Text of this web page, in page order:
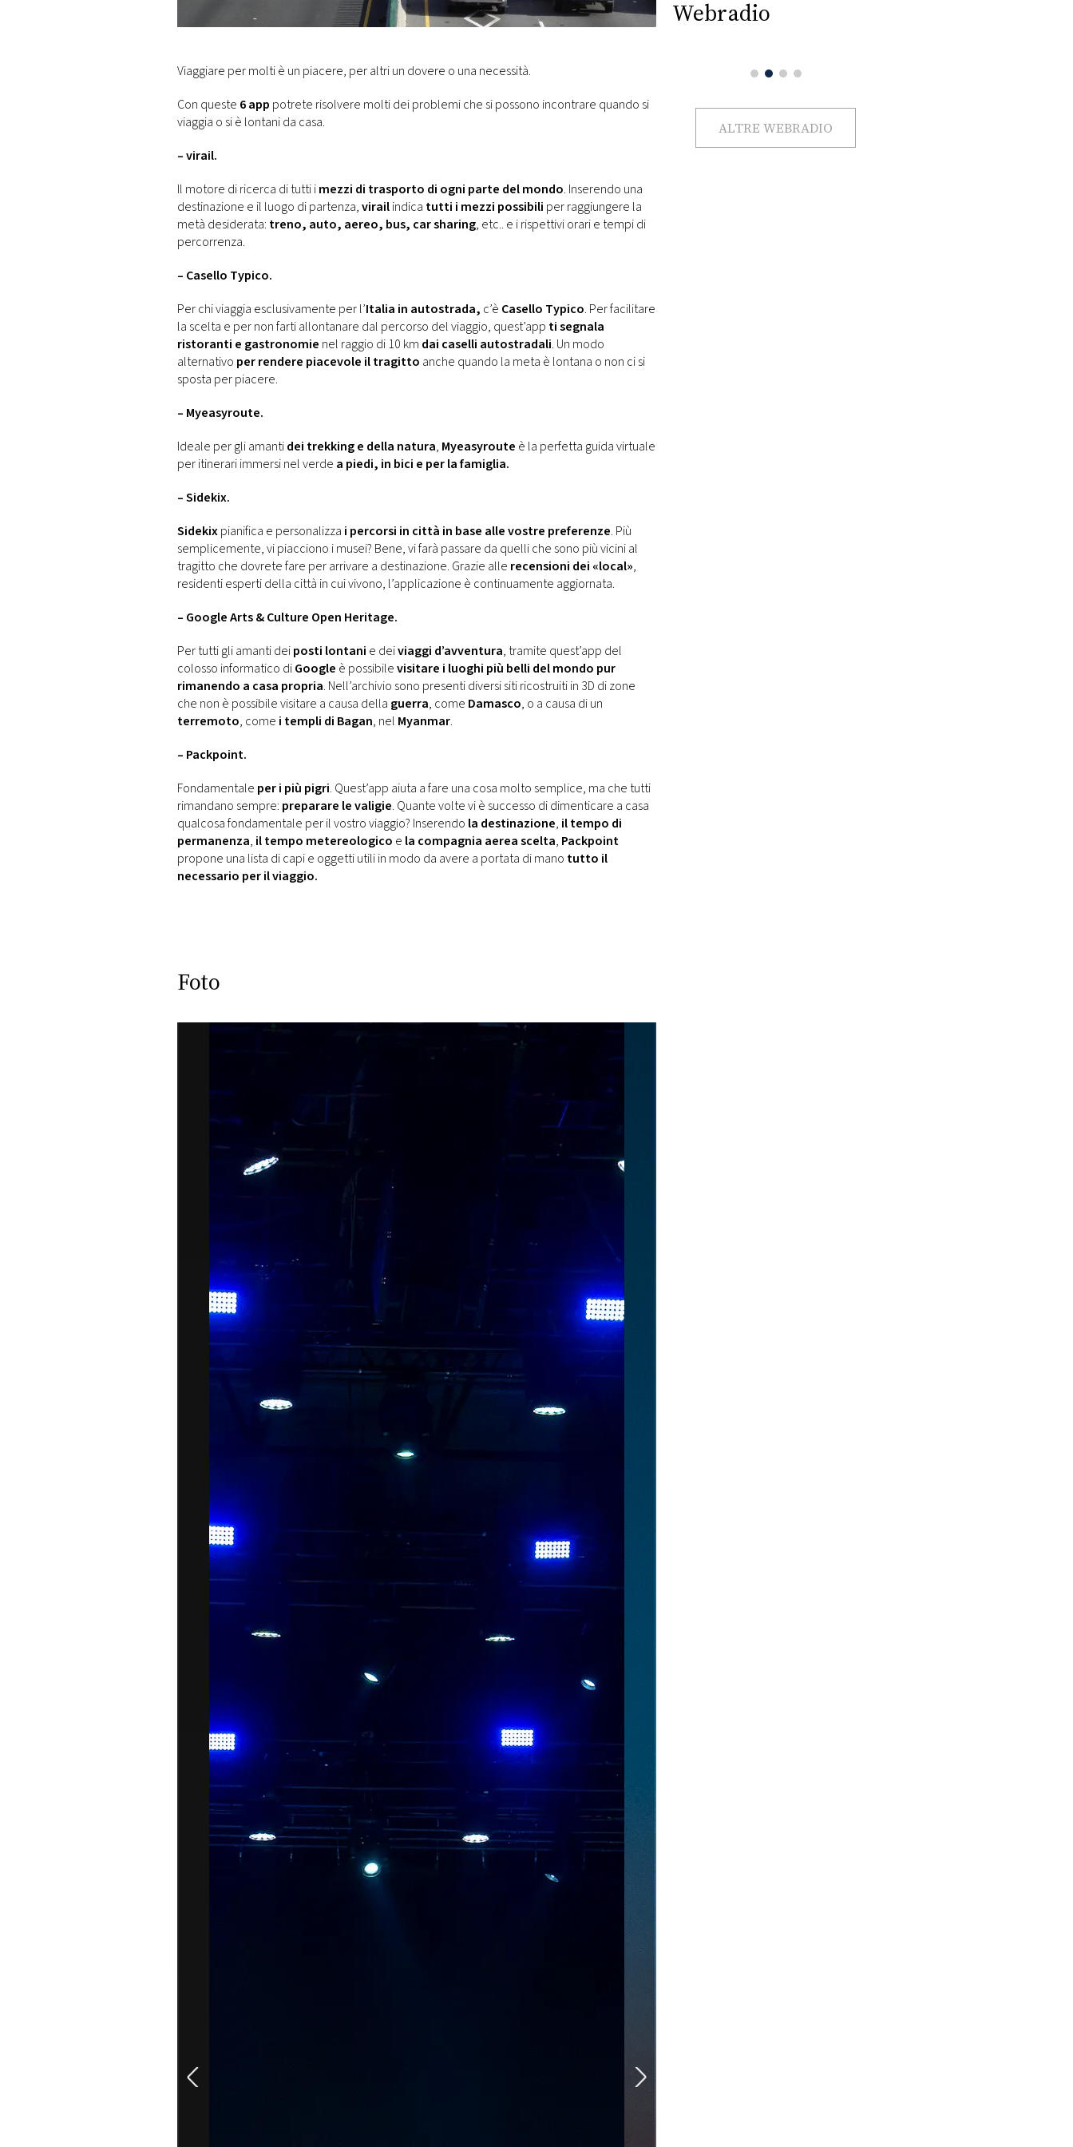
MONACO
RMC
Viaggiare per molti è un piacere, per altri un dovere o una necessità.
Con queste 6 app potrete risolvere molti dei problemi che si possono incontrare quando si
viaggia o si è lontani da casa.
– virail.
Il motore di ricerca di tutti imezzi di trasporto di ogni parte del mondo. Inserendo una
destinazione e il luogo di partenza,virailindica tutti i mezzi possibili per raggiungere la
metà desiderata: treno, auto, aereo, bus, car sharing, etc.. e i rispettivi orari e tempi di
percorrenza.
– Casello Typico.
Per chi viaggia esclusivamente per l’Italia in autostrada, c’è Casello Typico. Per facilitare
la scelta e per non farti allontanare dal percorso del viaggio, quest’app ti segnala
ristoranti e gastronomie nel raggio di 10 km dai caselli autostradali. Un modo
alternativo per rendere piacevole il tragitto anche quando la meta è lontana o non ci si
sposta per piacere.
– Myeasyroute.
Ideale per gli amantidei trekking e della natura, Myeasyroute è la perfetta guida virtuale
per itinerari immersi nel verde a piedi, in bici e per la famiglia.
– Sidekix.
Sidekixpianifica e personalizza i percorsi in città in base alle vostre preferenze. Più
semplicemente, vi piacciono i musei? Bene, vi farà passare da quelli che sono più vicini al
tragitto che dovrete fare per arrivare a destinazione. Grazie alle recensioni dei «local»,
residenti esperti della città in cui vivono, l’applicazione è continuamente aggiornata.
– Google Arts & Culture Open Heritage.
Per tutti gli amanti deiposti lontani e deiviaggi d’avventura, tramite quest’app del
colosso informatico diGoogle è possibilevisitare i luoghi più belli del mondo pur
rimanendo a casa propria. Nell’archivio sono presenti diversi siti ricostruiti in 3D di zone
che non è possibile visitare a causa della guerra, come Damasco, o a causa di un
terremoto, come i templi di Bagan, nel Myanmar.
– Packpoint.
Fondamentale per i più pigri. Quest’app aiuta a fare una cosa molto semplice, ma che tutti
rimandano sempre: preparare le valigie. Quante volte vi è successo di dimenticare a casa
qualcosa fondamentale per il vostro viaggio? Inserendo la destinazione, il tempo di
permanenza, il tempo metereologico e la compagnia aerea scelta, Packpoint
propone una lista di capi e oggetti utili in modo da avere a portata di mano tutto il
necessario per il viaggio.
Foto
Webradio
ALTRE WEBRADIO